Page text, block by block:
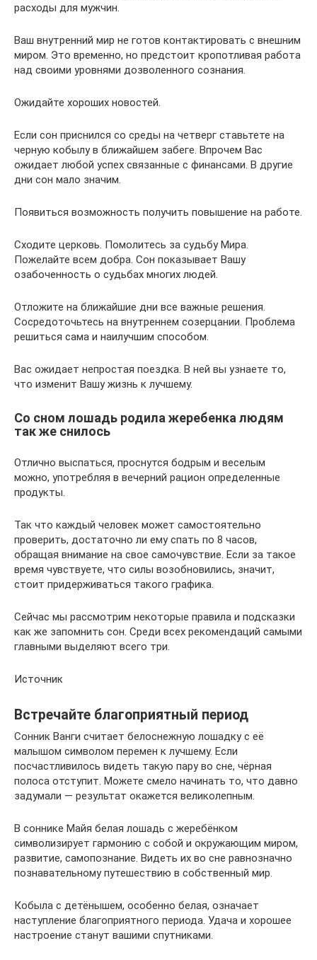
расходы для мужчин.
Ваш внутренний мир не готов контактировать с внешним
миром. Это временно, но предстоит кропотливая работа
над своими уровнями дозволенного сознания.
Ожидайте хороших новостей.
Если сон приснился со среды на четверг ставьтете на
черную кобылу в ближайшем забеге. Впрочем Вас
ожидает любой успех связанные с финансами. В другие
дни сон мало значим.
Появиться возможность получить повышение на работе.
Сходите церковь. Помолитесь за судьбу Мира.
Пожелайте всем добра. Сон показывает Вашу
озабоченность о судьбах многих людей.
Отложите на ближайшие дни все важные решения.
Сосредоточьтесь на внутреннем созерцании. Проблема
решиться сама и наилучшим способом.
Вас ожидает непростая поездка. В ней вы узнаете то,
что изменит Вашу жизнь к лучшему.
Со сном лошадь родила жеребенка людям
так же снилось
Отлично выспаться, проснутся бодрым и веселым
можно, употребляя в вечерний рацион определенные
продукты.
Так что каждый человек может самостоятельно
проверить, достаточно ли ему спать по 8 часов,
обращая внимание на свое самочувствие. Если за такое
время чувствуете, что силы возобновились, значит,
стоит придерживаться такого графика.
Сейчас мы рассмотрим некоторые правила и подсказки
как же запомнить сон. Среди всех рекомендаций самыми
главными выделяют всего три.
Источник
Встречайте благоприятный период
Сонник Ванги считает белоснежную лошадку с её
малышом символом перемен к лучшему. Если
посчастливилось видеть такую пару во сне, чёрная
полоса отступит. Можете смело начинать то, что давно
задумали — результат окажется великолепным.
В соннике Майя белая лошадь с жеребёнком
символизирует гармонию с собой и окружающим миром,
развитие, самопознание. Видеть их во сне равнозначно
познавательному путешествию в собственный мир.
Кобыла с детёнышем, особенно белая, означает
наступление благоприятного периода. Удача и хорошее
настроение станут вашими спутниками.